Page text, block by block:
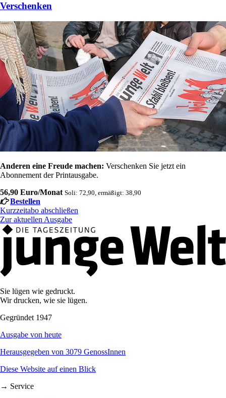
Verschenken
Anderen eine Freude machen: Verschenken Sie jetzt ein
Abonnement der Printausgabe.
56,90 Euro/Monat Soli: 72,90, ermäßigt: 38,90
Bestellen
Kurzzeitabo abschließen
Zur aktuellen Ausgabe
Sie lügen wie gedruckt.
Wir drucken, wie sie lügen.
Gegründet 1947
Ausgabe von heute
Herausgegeben von 3079 GenossInnen
Diese Website auf einen Blick
→ Service